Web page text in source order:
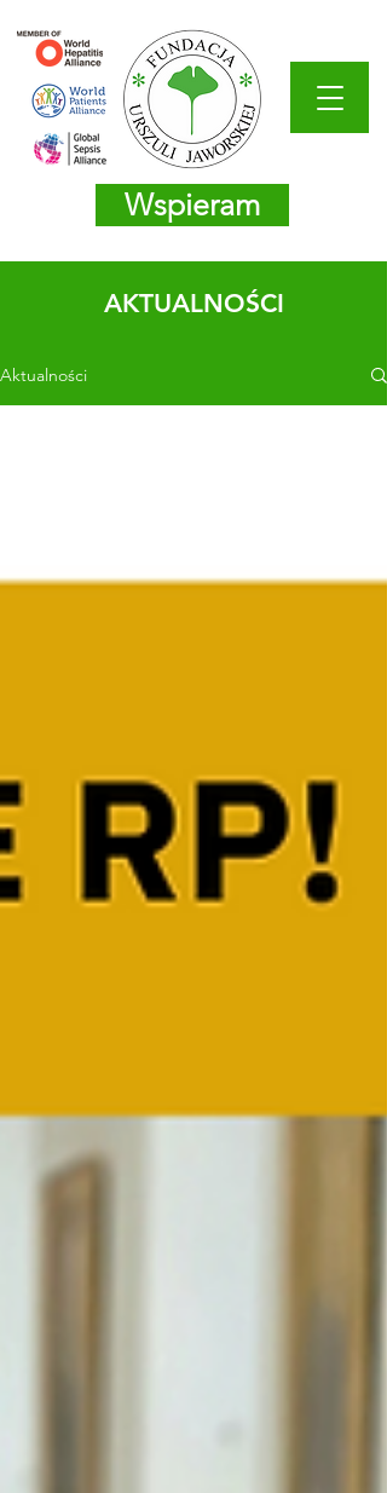
Wspieram
AKTUALNOŚCI
Aktualności